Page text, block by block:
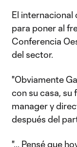
El internacional
para poner al
Conferencia
del sector.
"Obviamente
con su casa, su
manager y
después del
"... Pensé que